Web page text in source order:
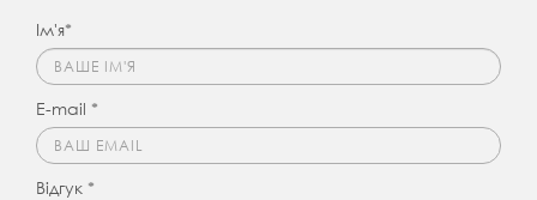
Ім'я*
E-mail *
Відгук *